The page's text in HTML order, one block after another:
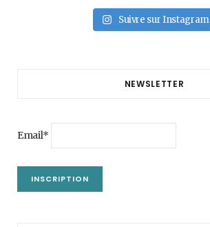
Suivre sur Instagram
NEWSLETTER
Email*